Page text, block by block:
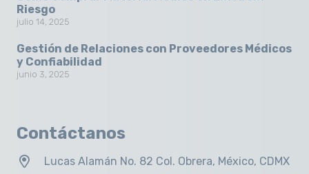
Riesgo
julio 14, 2025
Gestión de Relaciones con Proveedores Médicos
y Confiabilidad
junio 3, 2025
Contáctanos
Lucas Alamán No. 82 Col. Obrera, México, CDMX